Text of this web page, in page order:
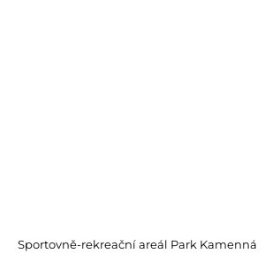
Sportovně-rekreační areál Park Kamenná